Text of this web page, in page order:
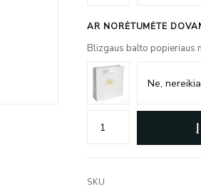
AR NORĖTUMĖTE
Blizgaus balto popieriaus
SKU